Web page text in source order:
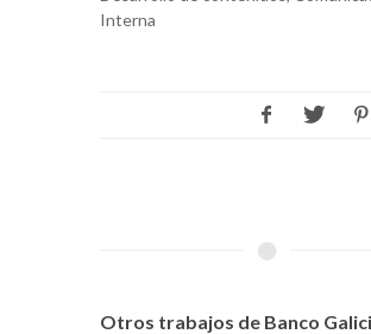
Interna
Otros trabajos de Banco